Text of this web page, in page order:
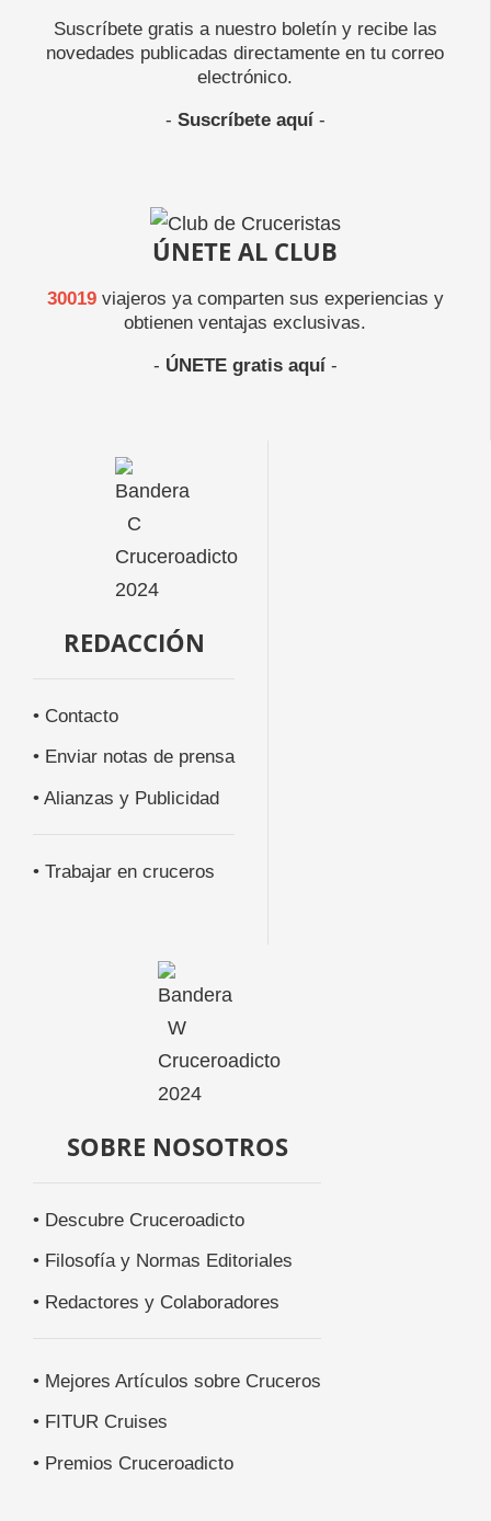
Suscríbete gratis a nuestro boletín y recibe las
novedades publicadas directamente en tu correo
electrónico.
- Suscríbete aquí-
ÚNETE AL CLUB
30019viajeros ya comparten sus experiencias y
obtienen ventajas exclusivas.
- ÚNETE gratis aquí-
REDACCIÓN
• Contacto
• Enviar notas de prensa
• Alianzas y Publicidad
• Trabajar en cruceros
SOBRE NOSOTROS
• Descubre Cruceroadicto
• Filosofía y Normas Editoriales
• Redactores y Colaboradores
• Mejores Artículos sobre Cruceros
• FITUR Cruises
• Premios Cruceroadicto